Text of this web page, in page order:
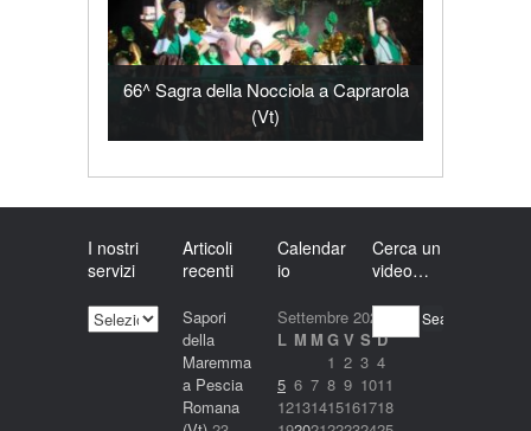
66^ Sagra della Nocciola a Caprarola
(Vt)
I nostri
servizi
nostri
Articoli
recenti
Sapori
della
Maremma
a Pescia
Romana
Calendar
io
Settembre 2022
L M M G V S D
1 2 3 4
5 6 7 8 9 1011
12131415161718
Cerca un
video…